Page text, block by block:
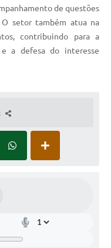
de questões
O setor também atua na
contribuindo para a
e a defesa do interesse